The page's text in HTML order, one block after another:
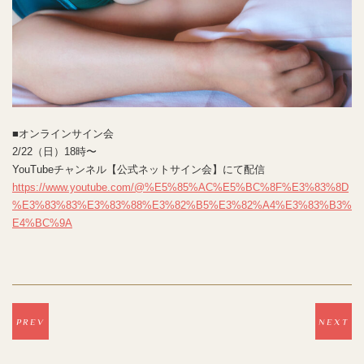
■オンラインサイン会
2/22（日）18時〜
YouTubeチャンネル【公式ネットサイン会】にて配信
https://www.youtube.com/@%E5%85%AC%E5%BC%8F%E3%83%8D
%E3%83%83%E3%83%88%E3%82%B5%E3%82%A4%E3%83%B3%
E4%BC%9A
PREV NEXT